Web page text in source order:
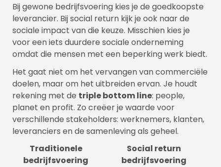
Bij gewone bedrijfsvoering kies je de goedkoopste
leverancier. Bij social return kijk je ook naar de
sociale impact van die keuze. Misschien kies je
voor een iets duurdere sociale onderneming
omdat die mensen met een beperking werk biedt.
Het gaat niet om het vervangen van commerciële
doelen, maar om het uitbreiden ervan. Je houdt
rekening met de triple bottom line: people,
planet en profit. Zo creëer je waarde voor
verschillende stakeholders: werknemers, klanten,
leveranciers en de samenleving als geheel.
Traditionele
bedrijfsvoering
Social return
bedrijfsvoering